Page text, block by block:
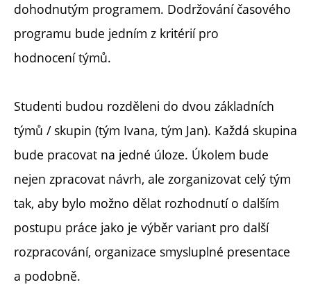
dohodnutým programem. Dodržování časového
programu bude jedním z kritérií pro
hodnocení týmů.
Studenti budou rozděleni do dvou základních
týmů / skupin (tým Ivana, tým Jan). Každá skupina
bude pracovat na jedné úloze. Úkolem bude
nejen zpracovat návrh, ale zorganizovat celý tým
tak, aby bylo možno dělat rozhodnutí o dalším
postupu práce jako je výběr variant pro další
rozpracování, organizace smysluplné presentace
a podobně.